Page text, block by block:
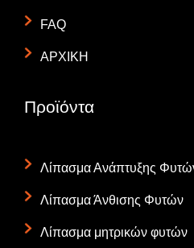
FAQ
ΑΡΧΙΚΗ
Προϊόντα
Λίπασμα Ανάπτυξης
Λίπασμα Άνθισης Φυτών
Λίπασμα μητρικών φυτών